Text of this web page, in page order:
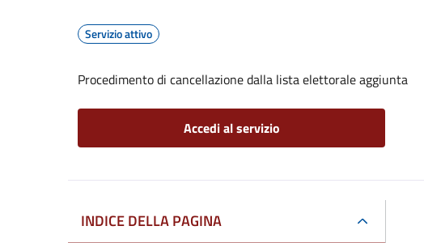
Servizio attivo
Procedimento di cancellazione dalla lista elettorale aggiunta
Accedi al servizio
INDICE DELLA PAGINA